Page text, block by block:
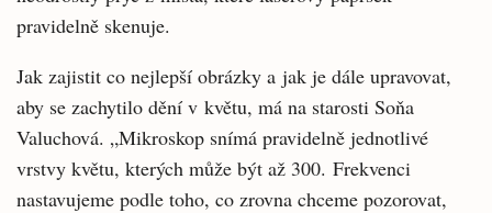
pravidelně skenuje.
Jak zajistit co nejlepší obrázky a jak je dále upravovat,
aby se zachytilo dění v květu, má na starosti Soňa
Valuchová. „Mikroskop snímá pravidelně jednotlivé
vrstvy květu, kterých může být až 300. Frekvenci
nastavujeme podle toho, co zrovna chceme pozorovat,